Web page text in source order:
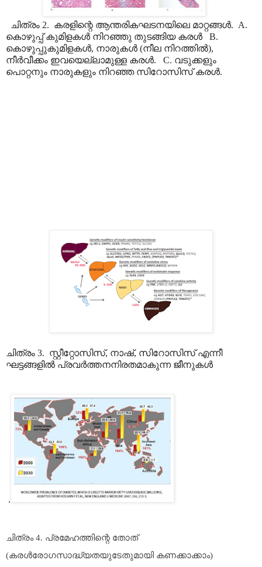
ചിത്രം 2. കരളിന്റെ ആന്തരികഘടനയിലെ മാറ്റങ്ങൾ. A.
കൊഴുപ്പ് കുമിളകൾ നിറഞ്ഞു തുടങ്ങിയ കരൾ B.
കൊഴുപ്പുകുമിളകൾ, നാരുകൾ (നീല നിറത്തിൽ),
നീർവീക്കം ഇവയെല്ലാമുള്ള കരൾ. C. വടുക്കളും
പൊറ്റനും നാരുകളും നിറഞ്ഞ സിറോസിസ് കരൾ.
ചിത്രം 3. സ്റ്റീറ്റോസിസ്, നാഷ്, സിറോസിസ് എന്നീ
ഘട്ടങ്ങളിൽ പ്രവർത്തനനിരതമാകുന്ന ജീനുകൾ
.
ചിത്രം 4. പ്രമേഹത്തിന്റെ തോത്
(കരൾരോഗസാദ്ധ്യതയുടേതുമായി കണക്കാക്കാം)